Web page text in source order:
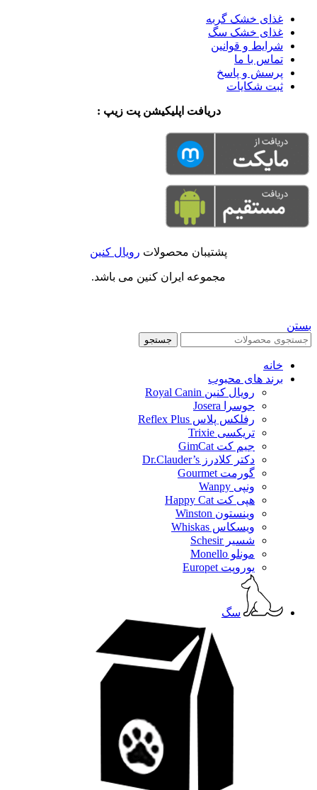
غذای خشک گربه
غذای خشک سگ
شرایط و قوانین
تماس با ما
پرسش و پاسخ
ثبت شکایات
دریافت اپلیکیشن پت زیپ :
پشتیبان محصولات رویال کنین
مجموعه ایران کنین می باشد.
بستن
جستجو
خانه
برند های محبوب
رویال کنین Royal Canin
جوسرا Josera
رفلکس پلاس Reflex Plus
تریکسی Trixie
جیم کت GimCat
دکتر کلادرز Dr.Clauder’s
گورمت Gourmet
ونپی Wanpy
هپی کت Happy Cat
وینستون Winston
ویسکاس Whiskas
شسیر Schesir
مونلو Monello
یوروپت Europet
سگ